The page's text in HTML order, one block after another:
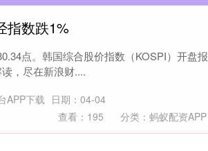
指数跌1%
点。韩国综合股价指数（KOSPI）开盘报
，尽在新浪财....
APP下载 日期：04-04
查看： 195 分类： 蚂蚁配资APP